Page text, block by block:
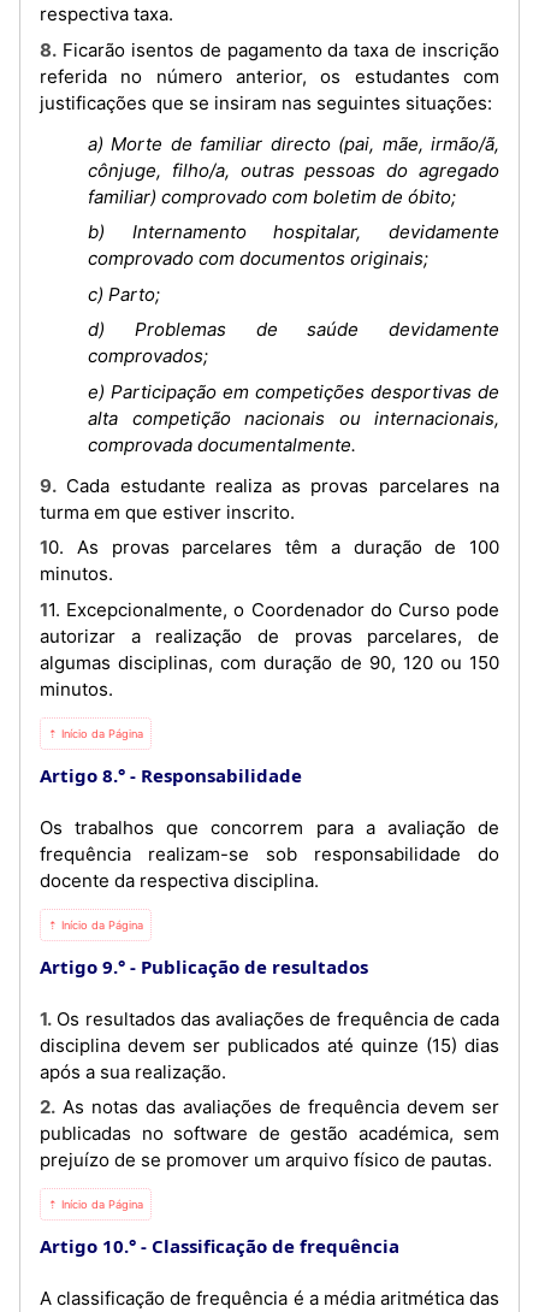
respectiva taxa.
8. Ficarão isentos de pagamento da taxa de inscrição
referida no número anterior, os estudantes com
justificações que se insiram nas seguintes situações:
a) Morte de familiar directo (pai, mãe, irmão/ã,
cônjuge, filho/a, outras pessoas do agregado
familiar) comprovado com boletim de óbito;
b) Internamento hospitalar, devidamente
comprovado com documentos originais;
c) Parto;
d) Problemas de saúde devidamente
comprovados;
e) Participação em competições desportivas de
alta competição nacionais ou internacionais,
comprovada documentalmente.
9. Cada estudante realiza as provas parcelares na
turma em que estiver inscrito.
10. As provas parcelares têm a duração de 100
minutos.
11. Exсерcionalmente, o Coordenador do Curso pode
autorizar a realização de prоvas parcelares, de
algumas disciplinas, com duração de 90, 120 ou 150
minutos.
⇡ Início da Página
Artigo 8.° Responsabilidade
Os trabalhos que concorrem para a avaliação de
frequência realizam-se sob responsabilidade do
docente da respectiva disciplina.
⇡ Início da Página
Artigo 9.° Publicação de resultados
1. Os resultados das avaliações de frequência de cada
disciplina devem ser publicados até quinze (15) dias
após a sua realização.
2. As notas das avaliações de frequência devem ser
publicadas no software de gestão académica, sem
prejuízo de se promover um arquivo físico de pautas.
⇡ Início da Página
Artigo 10.° Classificação de frequência
A classificação de frequência é a média aritmética das